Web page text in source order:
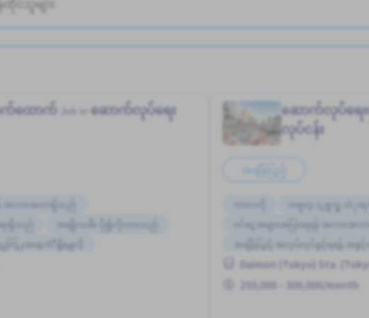
ထောက်
ဆောက်လုပ်ရေး
န် အလားအလာရှိသည်
းရှိသည်
အမျိုးသမီး ပို၍လိုလားသည်
ေတြ႕အၾကံဳရွိရန္မလို
းေသာ
ဆောက်လုပ်ရ
လုပ်ငန်း
အချိန်ပြည့်
တစ္ပတ္ႏွစ္ရက္မွ သံုး
ဝင်ငွေအများအပြားရရန် အလားအ
အချိန်ပြည့် အလုပ်လုပ်ခွင့်ရရန် အခွ
အလုပ္အေတြ႕အၾကံဳရွိရန္မလို
Daimon (Tokyo) Sta.
250,000 - 300,000/month